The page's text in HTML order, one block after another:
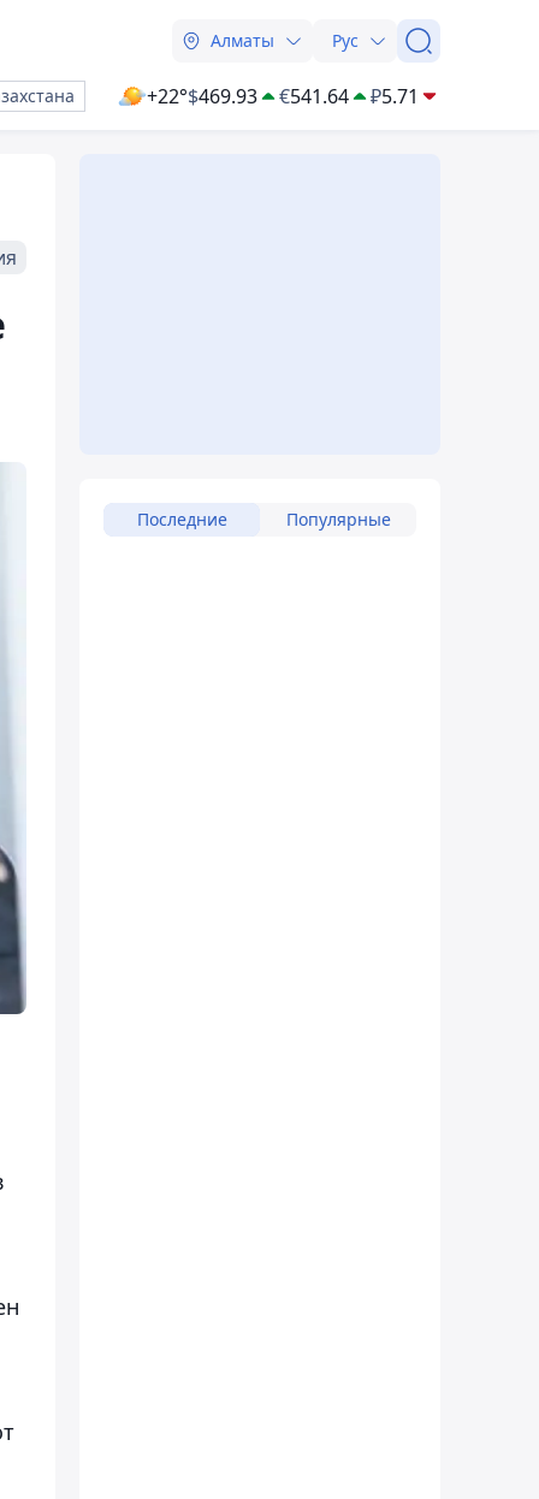
Алматы Рус
+22°$469.93 €541.64 ₽5.71
Последние Популярные